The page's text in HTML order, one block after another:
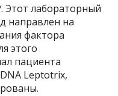
Этот лабораторный
направлен на
фактора
этого
пациента
Leptotrix,